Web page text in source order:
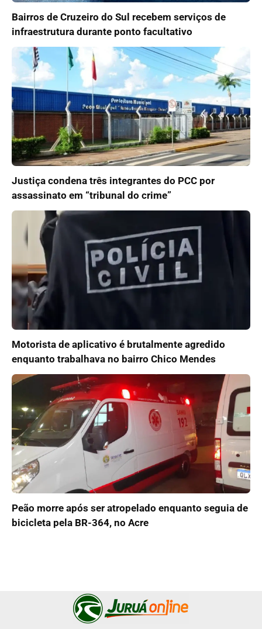
Bairros de Cruzeiro do Sul recebem serviços de
infraestrutura durante ponto facultativo
Justiça condena três integrantes do PCC por
assassinato em “tribunal do crime”
Motorista de aplicativo é brutalmente agredido
enquanto trabalhava no bairro Chico Mendes
Peão morre após ser atropelado enquanto seguia de
bicicleta pela BR-364, no Acre